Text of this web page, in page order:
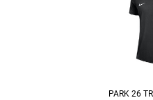
PARK 26